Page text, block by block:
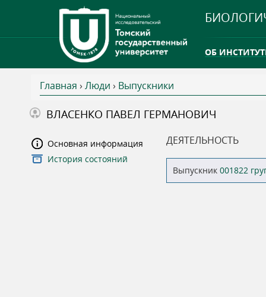
ОБ
ТГУ ОТКРЫЛ
В
ы
з
Главная › Люди › Выпускники
ВЛАСЕНКО ПАВЕЛ ГЕРМАНОВИЧ
Основная информация
История состояний
ДЕЯТЕЛЬНОСТЬ
Выпускник 001822